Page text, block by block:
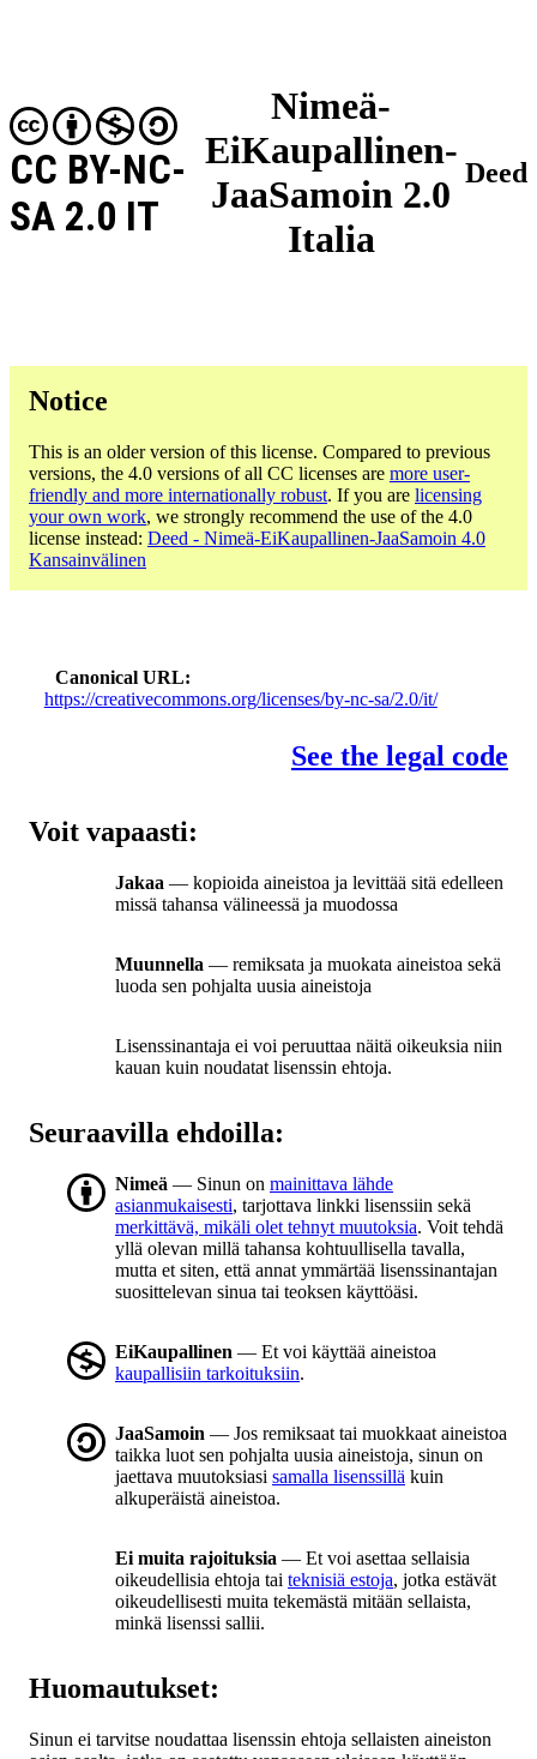
Nimeä-
EiKaupallinen-
JaaSamoin 2.0
Italia
CC BY-NC-
SA 2.0 IT
Deed
Notice
This is an older version of this license. Compared to previous
versions, the 4.0 versions of all CC licenses are more user-
friendly and more internationally robust. If you are licensing
your own work, we strongly recommend the use of the 4.0
license instead: Deed - Nimeä-EiKaupallinen-JaaSamoin 4.0
Kansainvälinen
Canonical URL
https://creativecommons.org/licenses/by-nc-sa/2.0/it/
See the legal code
Voit vapaasti:
Jakaa — kopioida aineistoa ja levittää sitä edelleen
missä tahansa välineessä ja muodossa
Muunnella — remiksata ja muokata aineistoa sekä
luoda sen pohjalta uusia aineistoja
Lisenssinantaja ei voi peruuttaa näitä oikeuksia niin
kauan kuin noudatat lisenssin ehtoja.
Seuraavilla ehdoilla:
Nimeä — Sinun on mainittava lähde
asianmukaisesti, tarjottava linkki lisenssiin sekä
merkittävä, mikäli olet tehnyt muutoksia. Voit tehdä
yllä olevan millä tahansa kohtuullisella tavalla,
mutta et siten, että annat ymmärtää lisenssinantajan
suosittelevan sinua tai teoksen käyttöäsi.
EiKaupallinen — Et voi käyttää aineistoa
kaupallisiin tarkoituksiin.
JaaSamoin — Jos remiksaat tai muokkaat aineistoa
taikka luot sen pohjalta uusia aineistoja, sinun on
jaettava muutoksiasi samalla lisenssillä kuin
alkuperäistä aineistoa.
Ei muita rajoituksia — Et voi asettaa sellaisia
oikeudellisia ehtoja tai teknisiä estoja, jotka estävät
oikeudellisesti muita tekemästä mitään sellaista,
minkä lisenssi sallii.
Huomautukset:
Sinun ei tarvitse noudattaa lisenssin ehtoja sellaisten aineiston